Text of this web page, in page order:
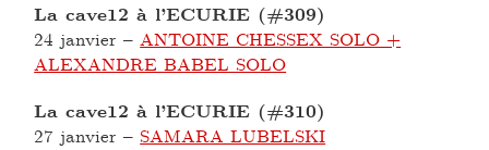
La cave12 à l’ECURIE (#309)
24 janvier –ANTOINE CHESSEX SOLO +
ALEXANDRE BABEL SOLO
La cave12 à l’ECURIE (#310)
27 janvier – SAMARA LUBELSKI